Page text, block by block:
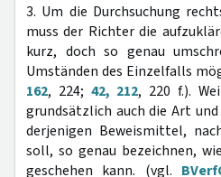
3. Um die Durchsuchung
muss der Richter die
kurz, doch so genau
Umständen des Einzelfalls
162, 224; 42, 212, 220 f.).
grundsätzlich auch die Art
derjenigen Beweismittel,
soll, so genau bezeichnen,
geschehen kann. (vgl.